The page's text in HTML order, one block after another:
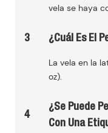
vela se haya
3 ¿Cuál Es El
La vela en la
oz).
4
¿Se Puede
Con Una